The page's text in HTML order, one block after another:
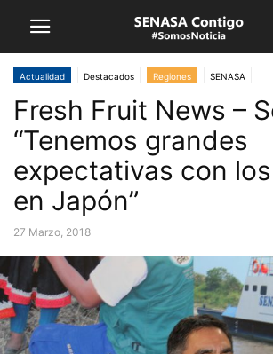
Actualidad Destacados Regiones SENASA
Fresh Fruit News –
“Tenemos grandes
expectativas con
en Japón”
27 Marzo, 2018